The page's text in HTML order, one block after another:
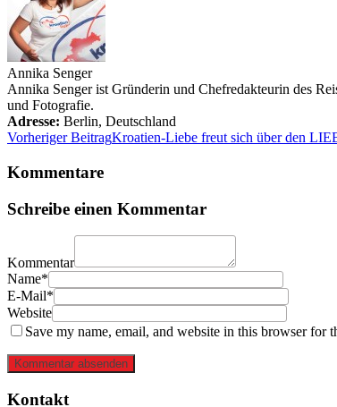
Annika Senger
Annika Senger ist Gründerin und Chefredakteurin des
und Fotografie.
Adresse: Berlin, Deutschland
Vorheriger BeitragKroatien-Liebe freut sich über den
Kommentare
Schreibe einen Kommentar
Kommentar
Name*
E-Mail*
Website
Save my name, email, and website in this browser for
Kommentar absenden
Kontakt